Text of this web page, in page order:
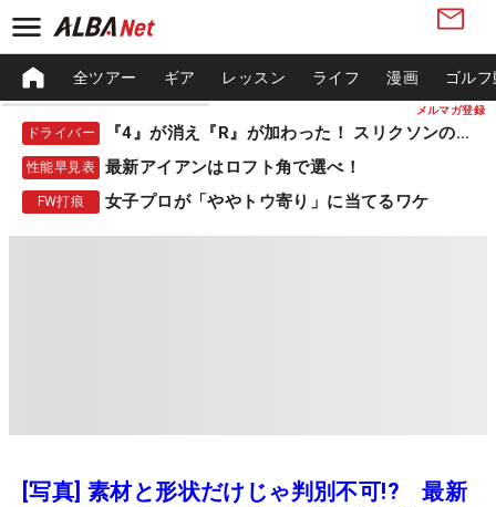
メルマガ登録
全ツアー ギア レッスン ライフ 漫画 ゴル
ドライバー 『4』が消え『R』が加わった！ スリクソンの新作
性能早見表 最新アイアンはロフト角で選べ！
FW打痕 女子プロが「ややトウ寄り」に当てるワケ
[写真] 素材と形状だけじゃ判別不可!? 最新